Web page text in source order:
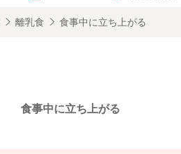
離乳食 食事中に立ち上がる
食事中に立ち上がる